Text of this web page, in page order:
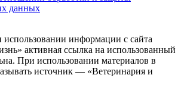
данных
использовании информации с сайта
активная ссылка на использованный
При использовании материалов в
источник — «Ветеринария и